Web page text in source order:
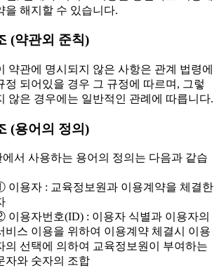
을 해지할 수 있습니다.
(약관외 준칙)
약관에 명시되지 않은 사항은 관계 법령에
정 되어있을 경우 그 규정에 따르며, 그렇
않은 경우에는 일반적인 관례에 따릅니다.
(용어의 정의)
에서 사용하는 용어의 정의는 다음과 같습
이용자 : 교육정보원과 이용계약을 체결한
이용자번호(ID) : 이용자 식별과 이용자의
비스 이용을 위하여 이용계약 체결시 이용
의 선택에 의하여 교육정보원이 부여하는
자와 숫자의 조합